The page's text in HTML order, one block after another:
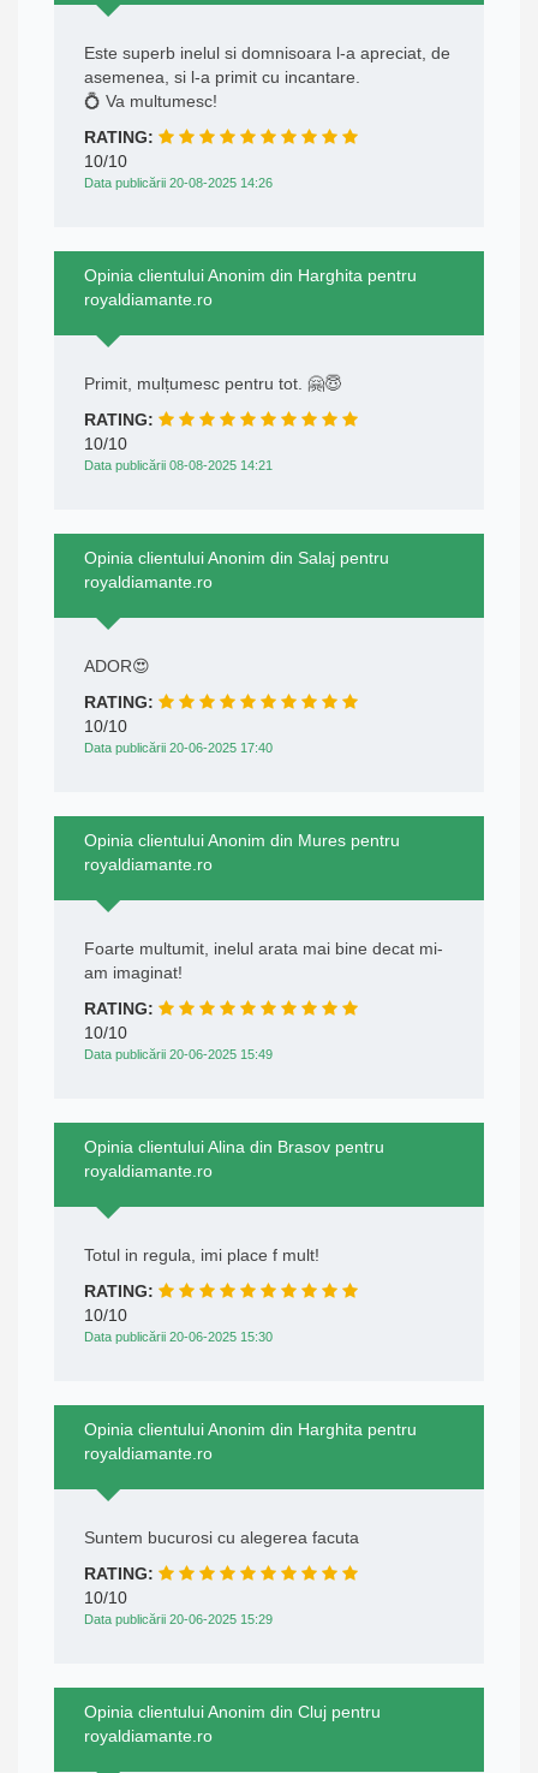
Este superb inelul si domnisoara l-a apreciat, de
asemenea, si l-a primit cu incantare.
💍 Va multumesc!
RATING:
10/10
Data publicării 20-08-2025 14:26
Opinia clientului Anonim din Harghita pentru
royaldiamante.ro
Primit, mulțumesc pentru tot. 🤗😇
RATING:
10/10
Data publicării 08-08-2025 14:21
Opinia clientului Anonim din Salaj pentru
royaldiamante.ro
ADOR😍
RATING:
10/10
Data publicării 20-06-2025 17:40
Opinia clientului Anonim din Mures pentru
royaldiamante.ro
Foarte multumit, inelul arata mai bine decat mi-
am imaginat!
RATING:
10/10
Data publicării 20-06-2025 15:49
Opinia clientului Alina din Brasov pentru
royaldiamante.ro
Totul in regula, imi place f mult!
RATING:
10/10
Data publicării 20-06-2025 15:30
Opinia clientului Anonim din Harghita pentru
royaldiamante.ro
Suntem bucurosi cu alegerea facuta
RATING:
10/10
Data publicării 20-06-2025 15:29
Opinia clientului Anonim din Cluj pentru
royaldiamante.ro